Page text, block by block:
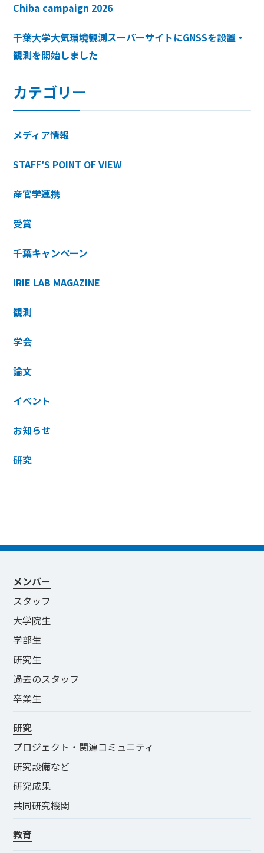
Chiba campaign 2026
千葉大学大気環境観測スーパーサイトにGNSSを設置・
観測を開始しました
カテゴリー
メディア情報
STAFF′S POINT OF VIEW
産官学連携
受賞
千葉キャンペーン
IRIE LAB MAGAZINE
観測
学会
論文
イベント
お知らせ
研究
メンバー
スタッフ
大学院生
学部生
研究生
過去のスタッフ
卒業生
研究
プロジェクト・関連コミュニティ
研究設備など
研究成果
共同研究機関
教育